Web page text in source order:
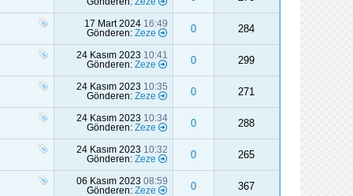
17 Mart 2024 16:49
Gönderen: Zeze 0 284
24 Kasım 2023 10:41
Gönderen: Zeze 0 299
24 Kasım 2023 10:35
Gönderen: Zeze 0 271
24 Kasım 2023 10:34
Gönderen: Zeze 0 288
24 Kasım 2023 10:32
Gönderen: Zeze 0 265
06 Kasım 2023 08:59
Gönderen: Zeze 0 367